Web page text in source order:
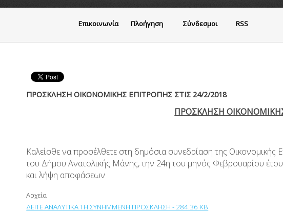
Eπικοινωνία Πλοήγηση Σύνδεσμοι RSS
ΠΡΟΣΚΛΗΣΗ ΟΙΚΟΝΟΜΙΚΗΣ ΕΠΙΤΡΟΠΗΣ ΣΤΙΣ 24/2/2018
ΠΡΟΣΚΛΗΣΗ
Καλείσθε να προσέλθετε στη δημόσια συνεδρίαση της
του Δήμου Ανατολικής Μάνης, την 24η του μηνός Φεβρουαρίου
και λήψη αποφάσεων
Αρχεία
ΔΕΙΤΕ ΑΝΑΛΥΤΙΚΑ ΤΗ ΣΥΝΗΜΜΕΝΗ ΠΡΟΣΚΛΗΣΗ - 284.36 KB